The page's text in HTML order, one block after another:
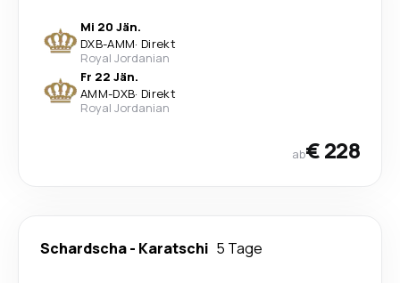
Mi 20 Jän.
DXB-AMM· Direkt
Royal Jordanian
Fr 22 Jän.
AMM-DXB· Direkt
Royal Jordanian
ab€ 228
Schardscha- Karatschi 5 Tage